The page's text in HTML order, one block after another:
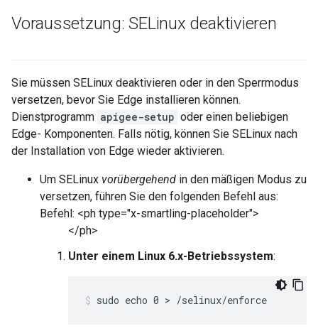
Voraussetzung: SELinux deaktivieren
Sie müssen SELinux deaktivieren oder in den Sperrmodus
versetzen, bevor Sie Edge installieren können.
Dienstprogramm apigee-setup oder einen beliebigen
Edge- Komponenten. Falls nötig, können Sie SELinux nach
der Installation von Edge wieder aktivieren.
Um SELinux vorübergehend in den mäßigen Modus zu
versetzen, führen Sie den folgenden Befehl aus:
Befehl: <ph type="x-smartling-placeholder">
</ph>
Unter einem Linux 6.x-Betriebssystem:
sudo echo 0 > /selinux/enforce